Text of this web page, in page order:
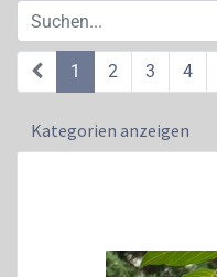
1 2 3 4
Kategorien anzeigen